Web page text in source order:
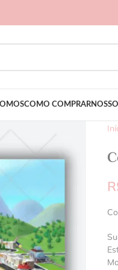
COMO COMPRAR